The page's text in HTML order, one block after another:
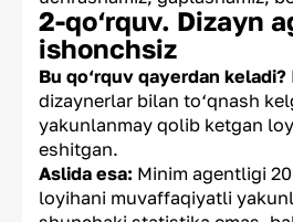
2-qo‘rquv. Dizayn
ishonchsiz
Bu qo‘rquv qayerdan keladi?
dizaynerlar bilan to‘qnash
yakunlanmay qolib ketgan
eshitgan.
Aslida esa: Minim agentligi
loyihani muvaffaqiyatli